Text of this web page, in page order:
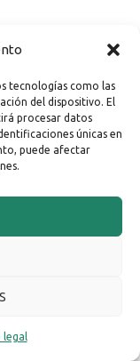
tecnologías como las
del dispositivo. El
procesar datos
únicas en
puede afectar
legal